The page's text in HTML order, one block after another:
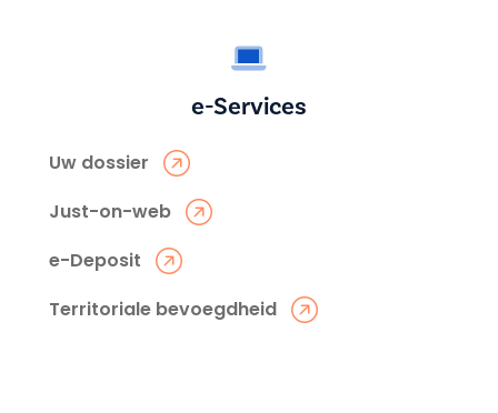
e-Services
Uw dossier
Just-on-web
e-Deposit
Territoriale bevoegdheid